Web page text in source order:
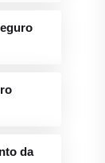
da